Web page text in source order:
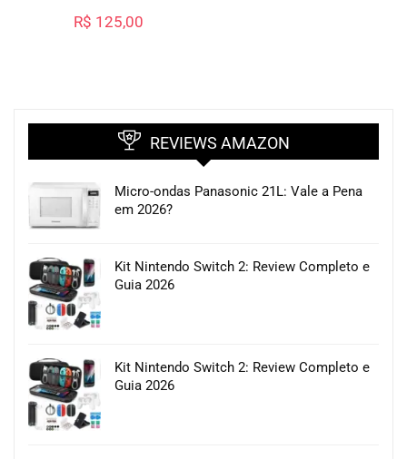
R$ 125,00
REVIEWS AMAZON
Micro-ondas Panasonic 21L: Vale a Pena
em 2026?
Kit Nintendo Switch 2: Review Completo e
Guia 2026
Kit Nintendo Switch 2: Review Completo e
Guia 2026